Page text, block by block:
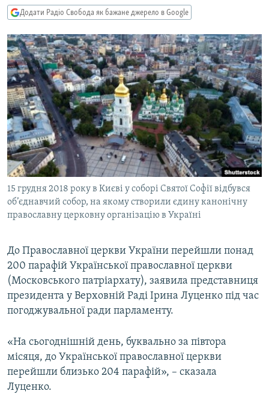
пошуку
УКРАЇНА
СВІТ
ТИ ЯК?
СХЕМИ
КИТАЙ.ВИКЛИКИ
МУЛЬТИМЕДІА
ФОТО
СПЕЦПРОЄКТИ
ПОДКАСТИ
КРИМ РЕАЛІЇ
РУС
УКР
КТАТ
ДОЛУЧАЙСЯ!
Усі сайти RFE/RL
Додати Радіо Свобода як бажане джерело в Google
15 грудня 2018 року в Києві у соборі Святої Софії відбувся
об’єднавчий собор, на якому створили єдину канонічну
православну церковну організацію в Україні
До Православної церкви України перейшли понад
200 парафій Української православної церкви
(Московського патріархату), заявила представниця
президента у Верховній Раді Ірина Луценко під час
погоджувальної ради парламенту.
«На сьогоднішній день, буквально за півтора
місяця, до Української православної церкви
перейшли близько 204 парафій», – сказала
Луценко.